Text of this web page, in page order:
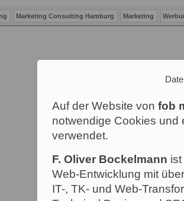
Marketing Consulting Hamburg Marketing
Auf der Website von fob
notwendige Cookies und
verwendet.
F. Oliver Bockelmann
Web-Entwicklung mit
IT-, TK- und Web-